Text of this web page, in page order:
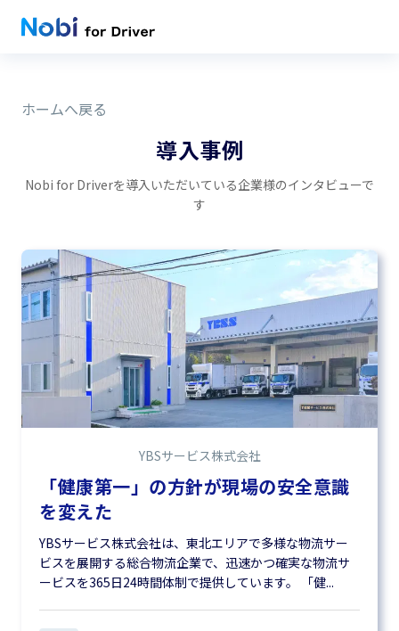
ホームへ戻る
導入事例
Nobi for Driverを導入いただいている企業様のインタビューで
す
YBSサービス株式会社
「健康第一」の方針が現場の安全意識
を変えた
YBSサービス株式会社は、東北エリアで多様な物流サー
ビスを展開する総合物流企業で、迅速かつ確実な物流サ
ービスを365日24時間体制で提供しています。 「健...